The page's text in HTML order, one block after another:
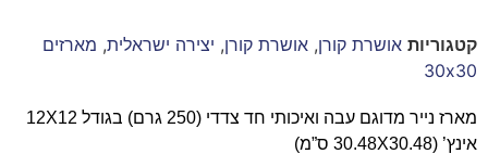
קטגוריות אושרת קורן, אושרת קורן, יצירה ישראלית, מארזים
30x30
מארז נייר מדוגם עבה ואיכותי חד צדדי (250 גרם) בגודל 12X12
אינץ’ (30.48X30.48 ס”מ)